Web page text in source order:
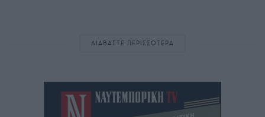
ΔΙΑΒΑΣΤΕ ΠΕΡΙΣΣΟΤΕΡΑ